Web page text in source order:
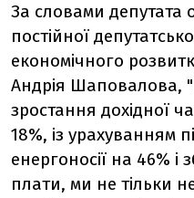
За словами депутата
постійної
економічного
Андрія Шаповалова,
зростання дохідної
18%, із урахуванням
енергоносії на 46% і
плати, ми не тільки